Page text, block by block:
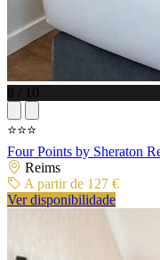
8 / 10
⭐⭐⭐
Four Points by Sheraton
Reims
A partir de 127 €
Ver disponibilidade